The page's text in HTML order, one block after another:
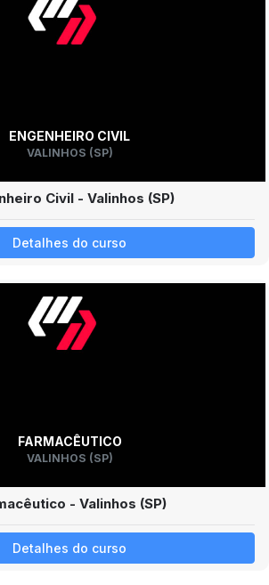
ENGENHEIRO CIVIL
VALINHOS (SP)
Civil - Valinhos (SP)
Detalhes do curso
FARMACÊUTICO
VALINHOS (SP)
- Valinhos (SP)
Detalhes do curso